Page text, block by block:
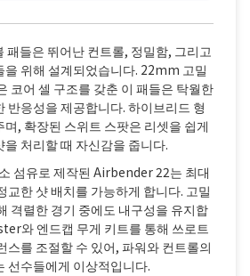
들은 뛰어난 컨트롤, 정밀함, 그리고
을 위해 설계되었습니다. 22mm 고밀
코어 셀 구조를 갖춘 이 패들은 탁월한
반응성을 제공합니다. 하이브리드 형
, 확장된 스위트 스팟은 리셋을 쉽게
처리할 때 자신감을 줍니다.
섬유로 제작된 Airbender 22는 최대
교한 샷 배치를 가능하게 합니다. 고밀
격렬한 경기 중에도 내구성을 유지합
와 엔드캡 무게 키트를 통해 쓰로트
스를 조절할 수 있어, 파워와 컨트롤의
선수들에게 이상적입니다.